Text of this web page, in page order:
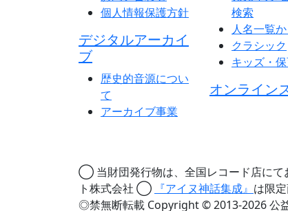
個人情報保護方針
デジタルアーカイ
ブ
歴史的音源につい
て
アーカイブ事業
検索
人名一覧
クラシック
キッズ・
オンライン
◯ 当財団発行物は、全国レコード店にて
ト株式会社 ◯ 『アイヌ神話集成』 は限
◎禁無断転載 Copyright © 2013-2026 公